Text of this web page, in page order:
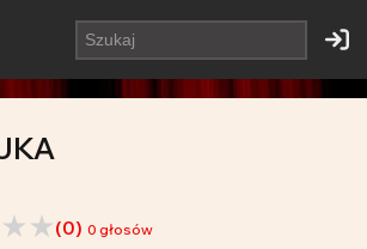
(0) 0 głosów